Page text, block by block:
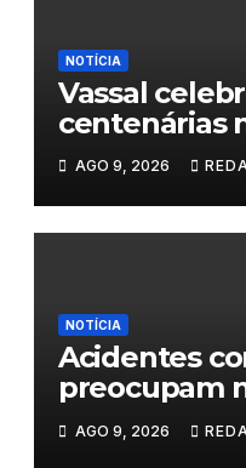
NOTÍCIA
Vassal
centenárias
homenagem
histórias
AGO 9, 2026
NOTÍCIA
Acidentes
preocupam
Trás-os-
AGO 9, 2026